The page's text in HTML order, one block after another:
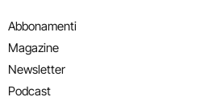
Abbonamenti
Magazine
Newsletter
Podcast